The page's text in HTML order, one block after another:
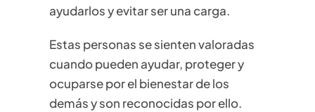
ayudarlos y evitar ser una carga.
Estas personas se sienten valoradas
cuando pueden ayudar, proteger y
ocuparse por el bienestar de los
demás y son reconocidas por ello.